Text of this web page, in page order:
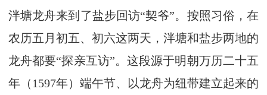
泮塘龙舟来到了盐步回访“契爷”。按照习俗，在
农历五月初五、初六这两天，泮塘和盐步两地的
龙舟都要“探亲互访”。这段源于明朝万历二十五
年（1597年）端午节、以龙舟为纽带建立起来的